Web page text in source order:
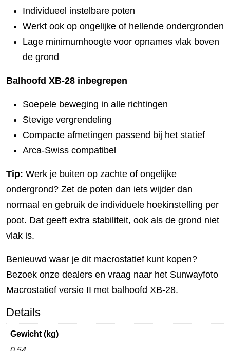
Individueel instelbare poten
Werkt ook op ongelijke of hellende ondergronden
Lage minimumhoogte voor opnames vlak boven
de grond
Balhoofd XB-28 inbegrepen
Soepele beweging in alle richtingen
Stevige vergrendeling
Compacte afmetingen passend bij het statief
Arca-Swiss compatibel
Tip: Werk je buiten op zachte of ongelijke
ondergrond? Zet de poten dan iets wijder dan
normaal en gebruik de individuele hoekinstelling per
poot. Dat geeft extra stabiliteit, ook als de grond niet
vlak is.
Benieuwd waar je dit macrostatief kunt kopen?
Bezoek onze dealers en vraag naar het Sunwayfoto
Macrostatief versie II met balhoofd XB-28.
Details
Gewicht (kg)